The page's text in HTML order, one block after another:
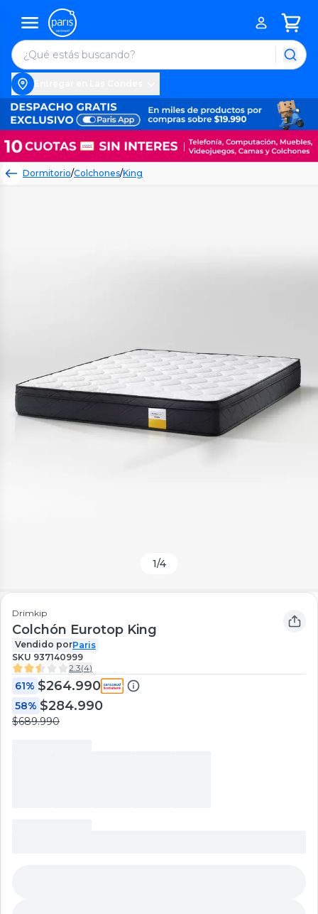
Dormitorio/Colchones/King
1/4
Drimkip
Colchón Eurotop King
Vendido porParis
SKU 937140999
2.3(4)
61% $264.990
58% $284.990
$689.990